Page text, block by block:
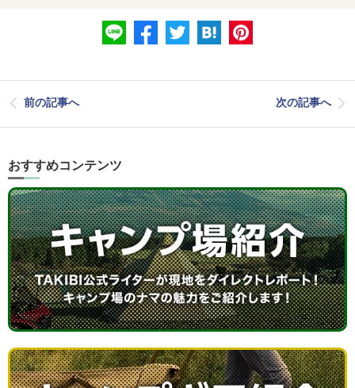
前の記事へ 次の記事へ
おすすめコンテンツ